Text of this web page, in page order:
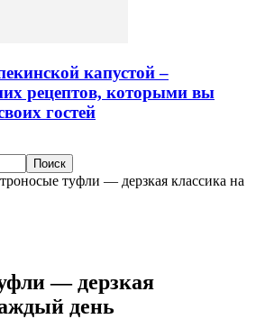
капустой –
рецептов, которыми вы
гостей
туфли — дерзкая классика на
— дерзкая
день